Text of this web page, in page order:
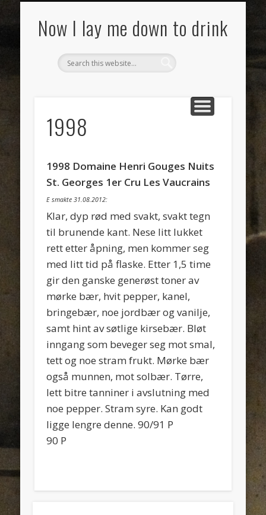
Now I lay me down to drink
1998
1998 Domaine Henri Gouges Nuits
St. Georges 1er Cru Les Vaucrains
E smakte 31.08.2012:
Klar, dyp rød med svakt, svakt tegn
til brunende kant. Nese litt lukket
rett etter åpning, men kommer seg
med litt tid på flaske. Etter 1,5 time
gir den ganske generøst toner av
mørke bær, hvit pepper, kanel,
bringebær, noe jordbær og vanilje,
samt hint av søtlige kirsebær. Bløt
inngang som beveger seg mot smal,
tett og noe stram frukt. Mørke bær
også munnen, mot solbær. Tørre,
lett bitre tanniner i avslutning med
noe pepper. Stram syre. Kan godt
ligge lengre denne. 90/91 P
90 P